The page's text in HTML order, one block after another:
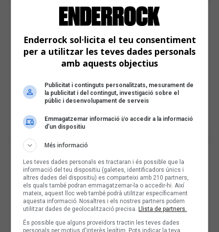
Enderrock sol·licita el teu consentiment
per a utilitzar les teves dades personals
amb aquests objectius
Publicitat i continguts personalitzats, mesurament de
la publicitat i del contingut, investigació sobre el
públic i desenvolupament de serveis
Emmagatzemar informació i/o accedir a la informació
d’un dispositiu
Més informació
Les teves dades personals es tractaran i és possible que la
informació del teu dispositiu (galetes, identificadors únics i
altres dades del dispositiu) es comparteixi amb 210 partners,
els quals també podran emmagatzemar-la o accedir-hi. Així
mateix, aquest lloc web també podrà utilitzar específicament
aquesta informació. Nosaltres i els nostres partners podem
utilitzar dades de geolocalització precisa. Llista de partners.
És possible que alguns proveïdors tractin les teves dades
personals per motius d'interès legítim. Pots indicar la teva